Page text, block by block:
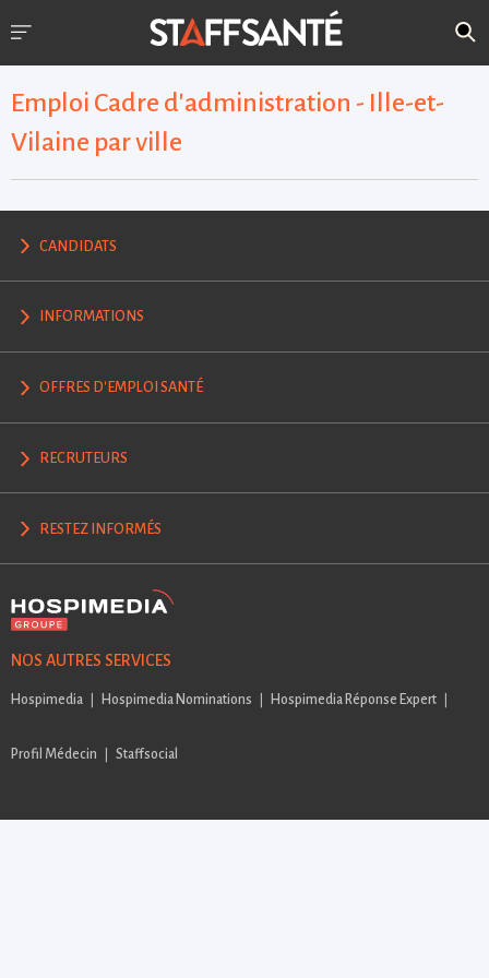
Emploi Cadre d'administration - Ille-et-
Vilaine par ville
CANDIDATS
INFORMATIONS
OFFRES D'EMPLOI SANTÉ
RECRUTEURS
RESTEZ INFORMÉS
NOS AUTRES SERVICES
Hospimedia Hospimedia Nominations Hospimedia Réponse Expert
Profil Médecin Staffsocial